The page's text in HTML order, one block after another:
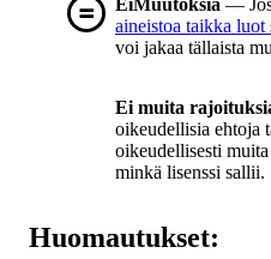
EiMuutoksia —
aineistoa taikka luot
voi jakaa tällaista
Ei muita
oikeudellisia ehtoja
oikeudellisesti muita
minkä lisenssi sallii.
Huomautukset: